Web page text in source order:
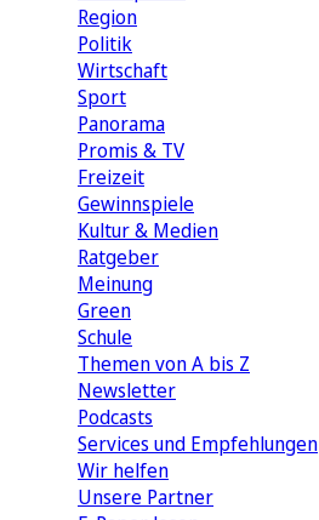
Region
Politik
Wirtschaft
Sport
Panorama
Promis & TV
Freizeit
Gewinnspiele
Kultur & Medien
Ratgeber
Meinung
Green
Schule
Themen von A bis Z
Newsletter
Podcasts
Services und Empfehlungen
Wir helfen
Unsere Partner